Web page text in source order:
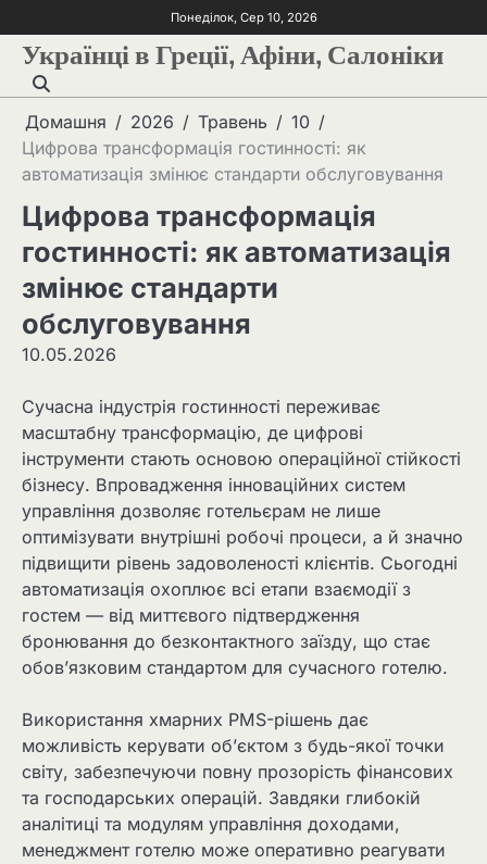
Понеділок, Сер 10, 2026
Українці в Греції, Афіни, Салоніки
Домашня 2026 Травень
10
Цифрова трансформація гостинності: як
автоматизація змінює стандарти обслуговування
Цифрова трансформація
гостинності: як автоматизація
змінює стандарти
обслуговування
10.05.2026
Сучасна індустрія гостинності переживає
масштабну трансформацію, де цифрові
інструменти стають основою операційної стійкості
бізнесу. Впровадження інноваційних систем
управління дозволяє готельєрам не лише
оптимізувати внутрішні робочі процеси, а й значно
підвищити рівень задоволеності клієнтів. Сьогодні
автоматизація охоплює всі етапи взаємодії з
гостем — від миттєвого підтвердження
бронювання до безконтактного заїзду, що стає
обов’язковим стандартом для сучасного готелю.
Використання хмарних PMS-рішень дає
можливість керувати об’єктом з будь-якої точки
світу, забезпечуючи повну прозорість фінансових
та господарських операцій. Завдяки глибокій
аналітиці та модулям управління доходами,
менеджмент готелю може оперативно реагувати